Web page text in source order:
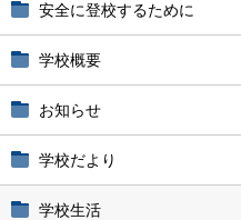
安全に登校するために
学校概要
お知らせ
学校だより
学校生活